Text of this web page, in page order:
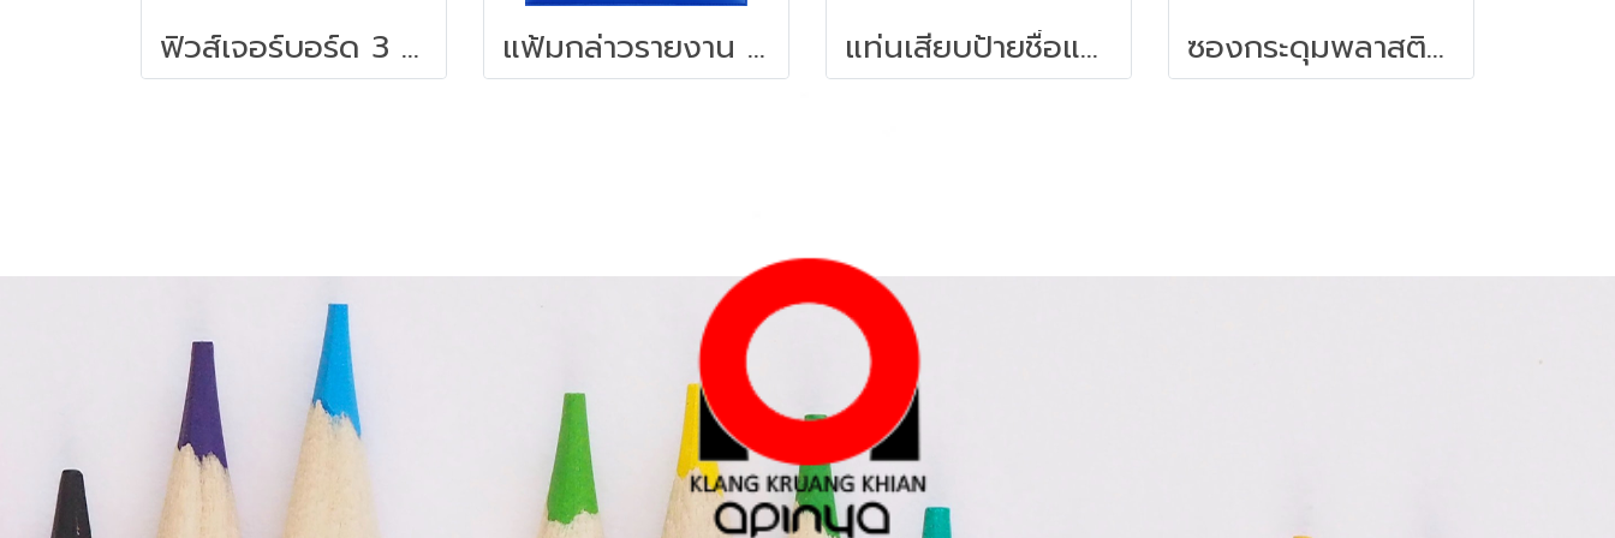
ฟิวส์เจอร์บอร์ด 3 พับ 63x120 คละสี แฟ้มกล่าวรายงาน A4 ครุฑ ปกหนัง แท่นเสียบป้ายชื่อแนวตั้ง A4 ขาว ฮอร์ค HK-B491 ซองกระดุมพลาสติก F4 ออร์ก้า B-154